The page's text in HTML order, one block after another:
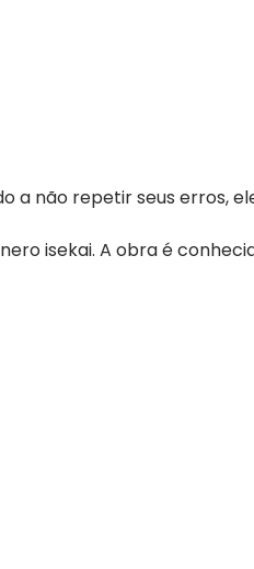
a não repetir seus erros,
isekai. A obra é